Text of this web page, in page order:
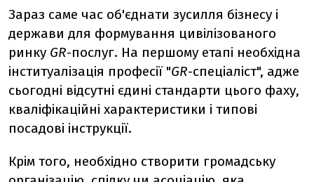
Зараз саме час об'єднати зусилля бізнесу і
держави для формування цивілізованого
ринку GR-послуг. На першому етапі необхідна
інституалізація професії "GR-спеціаліст", адже
сьогодні відсутні єдині стандарти цього фаху,
кваліфікаційні характеристики і типові
посадові інструкції.
Крім того, необхідно створити громадську